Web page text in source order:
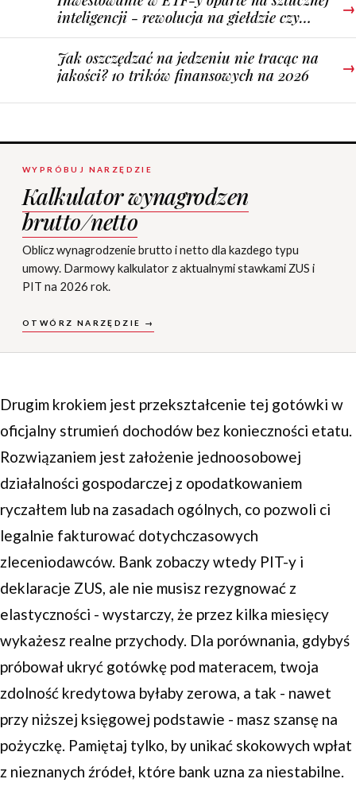
inteligencji - rewolucja na giełdzie czy
chwilowa moda?
→
Jak oszczędzać na jedzeniu nie tracąc na
jakości? 10 trików finansowych na 2026
→
WYPRÓBUJ NARZĘDZIE
Kalkulator wynagrodzen
brutto/netto
Oblicz wynagrodzenie brutto i netto dla kazdego typu
umowy. Darmowy kalkulator z aktualnymi stawkami ZUS i
PIT na 2026 rok.
OTWÓRZ NARZĘDZIE →
Drugim krokiem jest przekształcenie tej gotówki w
oficjalny strumień dochodów bez konieczności etatu.
Rozwiązaniem jest założenie jednoosobowej
działalności gospodarczej z opodatkowaniem
ryczałtem lub na zasadach ogólnych, co pozwoli ci
legalnie fakturować dotychczasowych
zleceniodawców. Bank zobaczy wtedy PIT-y i
deklaracje ZUS, ale nie musisz rezygnować z
elastyczności - wystarczy, że przez kilka miesięcy
wykażesz realne przychody. Dla porównania, gdybyś
próbował ukryć gotówkę pod materacem, twoja
zdolność kredytowa byłaby zerowa, a tak - nawet
przy niższej księgowej podstawie - masz szansę na
pożyczkę. Pamiętaj tylko, by unikać skokowych wpłat
z nieznanych źródeł, które bank uzna za niestabilne.